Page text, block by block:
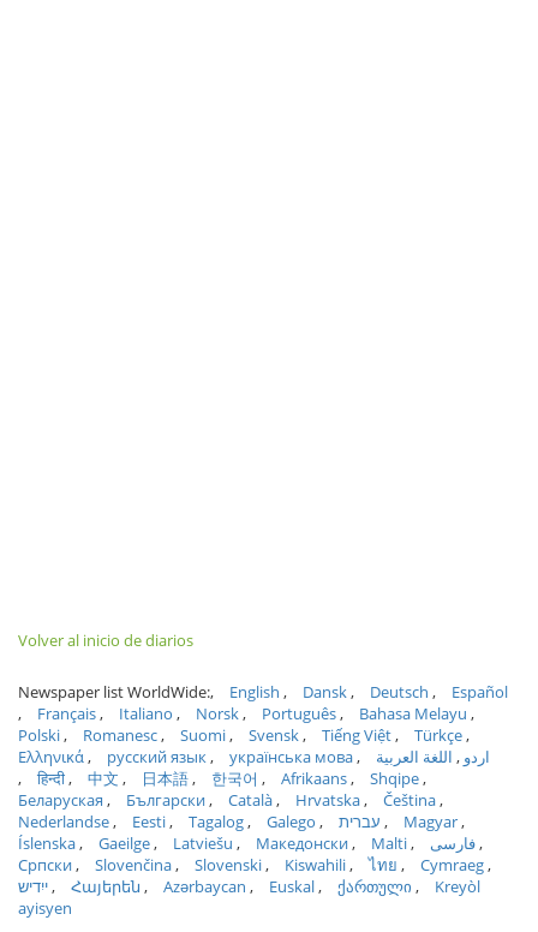
Volver al inicio de diarios
Newspaper list WorldWide: English Dansk Deutsch
Español
Français
Italiano Norsk Português
Bahasa Melayu
Polski
Romanesc Suomi Svensk Tiếng Việt
Türkçe
Ελληνικά
русский язык українська мова اردو
اللغة العربية
हिन्दी
中文 日本語 한국어 Afrikaans
Shqipe
Беларуская
Български Català Hrvatska
Čeština
Nederlandse
Eesti Tagalog Galego עברית
Magyar
Íslenska
Gaeilge Latviešu Македонски Malti
فارسی
Српски
Slovenčina Slovenski Kiswahili ไทย
Cymraeg
ייִדיש
Հայերեն Azərbaycan Euskal ქართული
Kreyòl
ayisyen